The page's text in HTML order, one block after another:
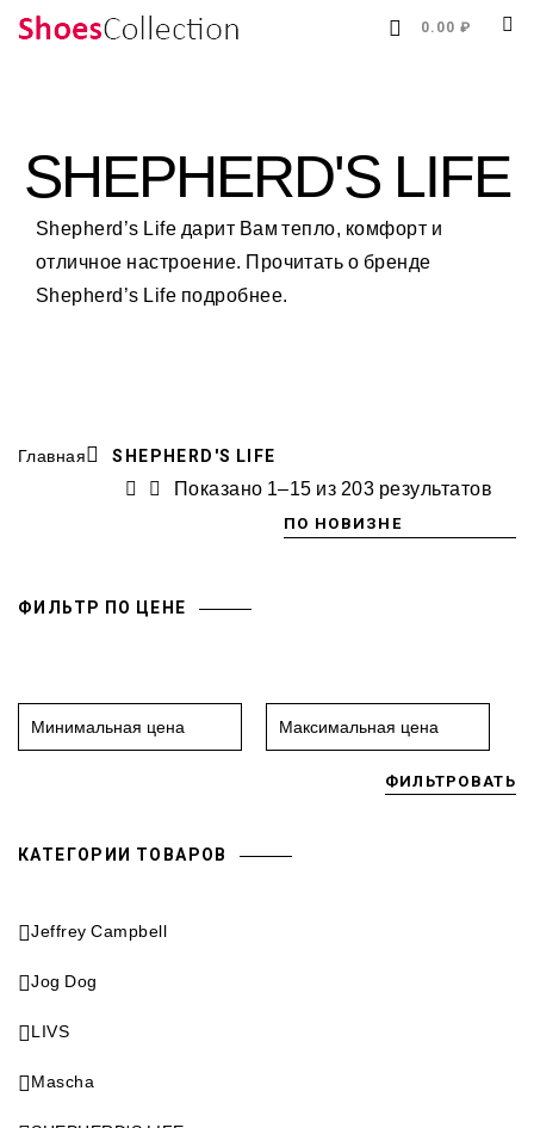
0.00 ₽
SHEPHERD'S LIFE
Shepherd’s Life дарит Вам тепло, комфорт и
отличное настроение. Прочитать о бренде
Shepherd’s Life подробнее.
Главная SHEPHERD'S LIFE
Показано 1–15 из 203 результатов
ФИЛЬТР ПО ЦЕНЕ
ФИЛЬТРОВАТЬ
КАТЕГОРИИ ТОВАРОВ
Jeffrey Campbell
Jog Dog
LIVS
Mascha